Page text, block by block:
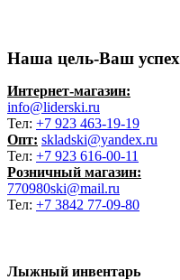
Наша цель-Ваш успех
Интернет-магазин:
info@liderski.ru
Тел: +7 923 463-19-19
Опт: skladski@yandex.ru
Тел: +7 923 616-00-11
Розничный магазин:
770980ski@mail.ru
Тел: +7 3842 77-09-80
Лыжный инвентарь